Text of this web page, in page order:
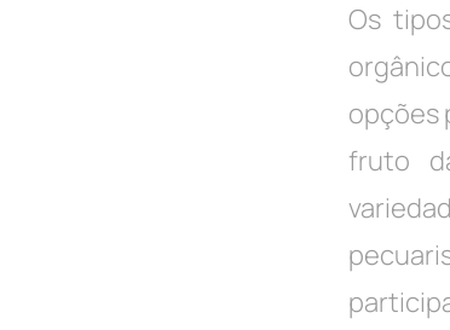
Os
opções
fruto